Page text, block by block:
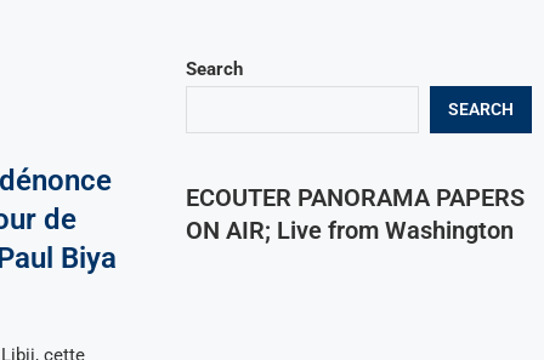
de
Biya
cette
Search
SEARCH
ECOUTER PANORAMA PAPERS
ON AIR; Live from Washington